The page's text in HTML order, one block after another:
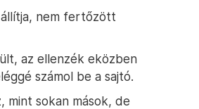
nem fertőzött
az ellenzék eközben
számol be a sajtó.
mint sokan mások, de